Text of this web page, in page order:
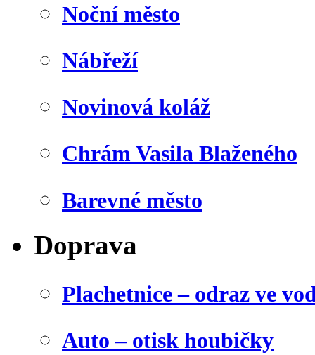
Noční město
Nábřeží
Novinová koláž
Chrám Vasila Blaženého
Barevné město
Doprava
Plachetnice – odraz ve
Auto – otisk houbičky